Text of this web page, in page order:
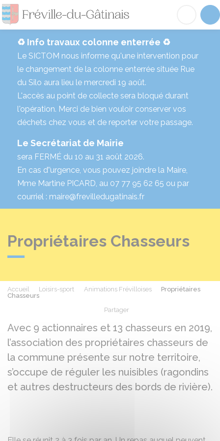
Fréville-du-
♻️ Info travaux colonne enterrée ♻️
Le SICTOM nous informe qu'une intervention pour
le changement de la colonne enterrée située Rue
du Silo aura lieu le mercredi 19 août.
L'accès au point de collecte sera bloqué durant
l'opération. Merci de bien vouloir conserver vos
déchets chez vous et de reporter votre passage.
Le Secrétariat de Mairie
sera FERMÉ du 10 au 31 août 2026.
En cas d’’urgence, vous pouvez joindre la Maire,
Mme Martine PICARD, au 07 77 95 62 65 ou par
courriel : maire@frevilledugatinais.fr
Propriétaires Chasseurs
Accueil Loisirs-sport Animations Frévilloises
Propriétaires
Chasseurs
Partager
Avec 9 actionnaires et 13 chasseurs en 2019,
l’association des propriétaires chasseurs de
la commune présente sur notre territoire,
s’occupe de réguler les nuisibles (ragondins
et autres destructeurs des bords de rivière).